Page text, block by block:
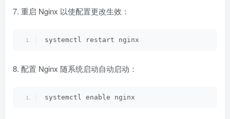
7. 重启 Nginx 以使配置更改生效：
systemctl restart nginx
8. 配置 Nginx 随系统启动自动启动：
systemctl enable nginx